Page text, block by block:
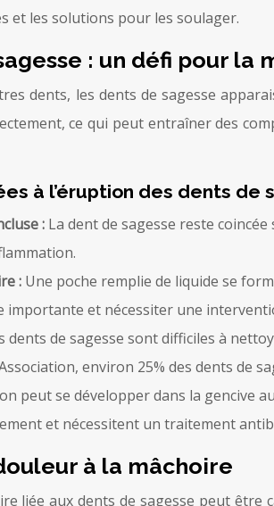
et les solutions pour les soulager.
: un défi pour la
dents, les dents de sagesse
ce qui peut entraîner des
à l’éruption des dents de
: La dent de sagesse reste
: Une poche remplie de liquide se
importante et nécessiter une
dents de sagesse sont difficiles à
environ 25% des dents de
peut se développer dans la gencive
et nécessitent un traitement
à la mâchoire
liée aux dents de sagesse peut